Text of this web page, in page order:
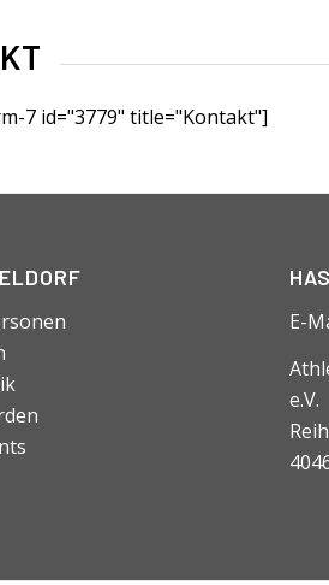
7 id="3779" title="Kontakt"]
E-
e.V.